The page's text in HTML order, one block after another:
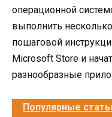
операционной
выполнить
пошаговой
Microsoft Store и
разнообразные
Популярные